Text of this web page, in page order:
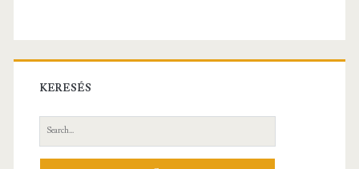
KERESÉS
Search
for: